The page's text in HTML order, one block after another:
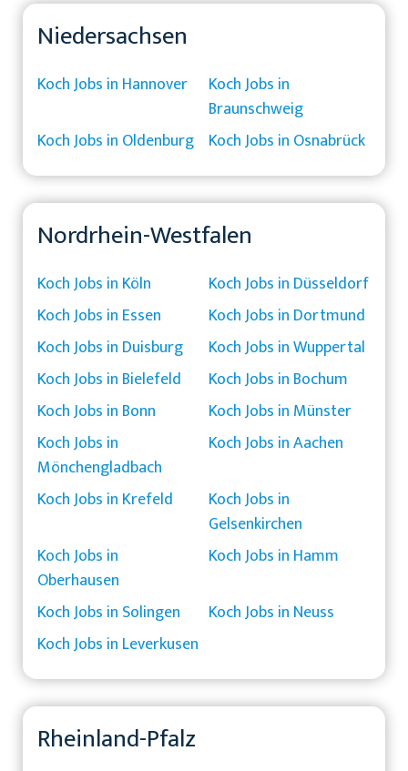
Niedersachsen
Koch Jobs in Hannover
Koch Jobs in
Braunschweig
Koch Jobs in Oldenburg Koch Jobs in Osnabrück
Nordrhein-Westfalen
Koch Jobs in Köln
Koch Jobs in Düsseldorf
Koch Jobs in Essen
Koch Jobs in Dortmund
Koch Jobs in Duisburg
Koch Jobs in Wuppertal
Koch Jobs in Bielefeld
Koch Jobs in Bochum
Koch Jobs in Bonn
Koch Jobs in Münster
Koch Jobs in
Mönchengladbach
Koch Jobs in Aachen
Koch Jobs in Krefeld
Koch Jobs in
Gelsenkirchen
Koch Jobs in
Oberhausen
Koch Jobs in Hamm
Koch Jobs in Solingen
Koch Jobs in Neuss
Koch Jobs in Leverkusen
Rheinland-Pfalz